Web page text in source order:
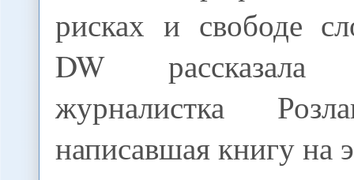
рисках и свободе
DW рассказала
журналистка
написавшая книгу на